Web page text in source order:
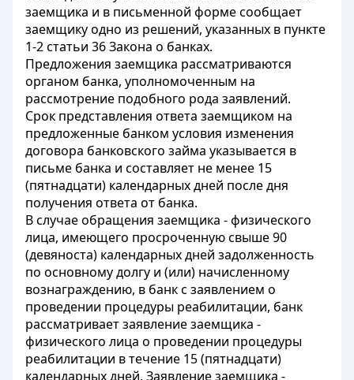
заемщика и в письменной форме сообщает
заемщику одно из решений, указанных в пункте
1-2 статьи 36 Закона о банках.
Предложения заемщика рассматриваются
органом банка, уполномоченным на
рассмотрение подобного рода заявлений.
Срок представления ответа заемщиком на
предложенные банком условия изменения
договора банковского займа указывается в
письме банка и составляет не менее 15
(пятнадцати) календарных дней после дня
получения ответа от банка.
В случае обращения заемщика - физического
лица, имеющего просроченную свыше 90
(девяноста) календарных дней задолженность
по основному долгу и (или) начисленному
вознаграждению, в банк с заявлением о
проведении процедуры реабилитации, банк
рассматривает заявление заемщика -
физического лица о проведении процедуры
реабилитации в течение 15 (пятнадцати)
календарных дней. Заявление заемщика -